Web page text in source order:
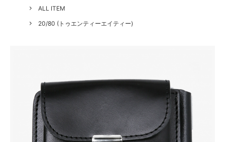
ALL ITEM
20/80 (トゥエンティーエイティー)